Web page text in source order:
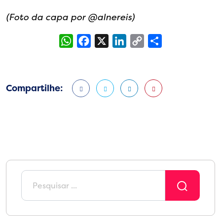
(Foto da capa por @alnereis)
WhatsAppFacebook LinkedIn
Copy
Compartilhe: